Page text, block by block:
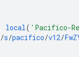
local ( 'Pacifico-
/s/pacifico/v12/